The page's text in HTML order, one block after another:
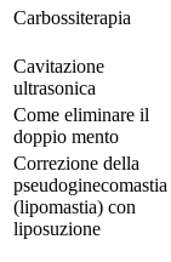
Carbossiterapia
Cavitazione
ultrasonica
Come eliminare il
doppio mento
Correzione della
pseudoginecomastia
(lipomastia) con
liposuzione